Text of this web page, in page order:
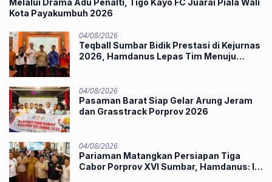
Melalui Drama Adu Penalti, Tigo Kayo FC Juarai Piala Wali
Kota Payakumbuh 2026
04/08/2026
Teqball Sumbar Bidik Prestasi di Kejurnas
2026, Hamdanus Lepas Tim Menuju
04/08/2026
Pasaman Barat Siap Gelar Arung Jeram
dan Grasstrack Porprov 2026
04/08/2026
Pariaman Matangkan Persiapan Tiga
Cabor Porprov XVI Sumbar, Hamdanus: Ini